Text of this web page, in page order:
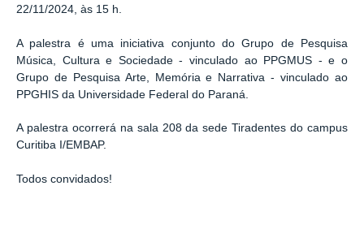
22/11/2024, às 15 h.
A palestra é uma iniciativa conjunto do Grupo de Pesquisa
Música, Cultura e Sociedade - vinculado ao PPGMUS - e o
Grupo de Pesquisa Arte, Memória e Narrativa - vinculado ao
PPGHIS da Universidade Federal do Paraná.
A palestra ocorrerá na sala 208 da sede Tiradentes do campus
Curitiba I/EMBAP.
Todos convidados!